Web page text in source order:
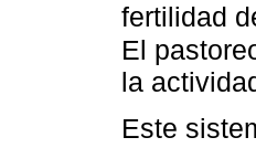
fertilidad
El
la
Este